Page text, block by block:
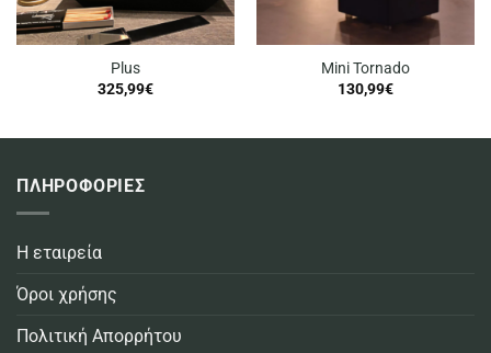
Plus
325,99€
Mini Tornado
130,99€
ΠΛΗΡΟΦΟΡΙΕΣ
Η εταιρεία
Όροι χρήσης
Πολιτική Απορρήτου